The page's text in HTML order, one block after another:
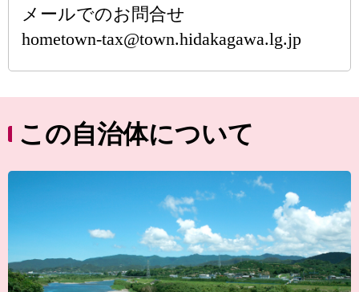
メールでのお問合せ
hometown-tax@town.hidakagawa.lg.jp
この自治体について